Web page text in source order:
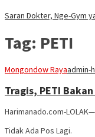
Saran Dokter, Nge-Gym
Tag: PETI
Mongondow Rayaadmin-
Tragis, PETI
Harimanado.com-
Tidak Ada Pos Lagi.